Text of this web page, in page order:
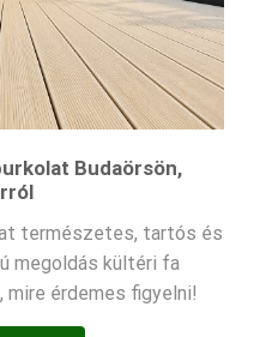
Budaörsön,
természetes, tartós és
megoldás kültéri fa
mire érdemes figyelni!